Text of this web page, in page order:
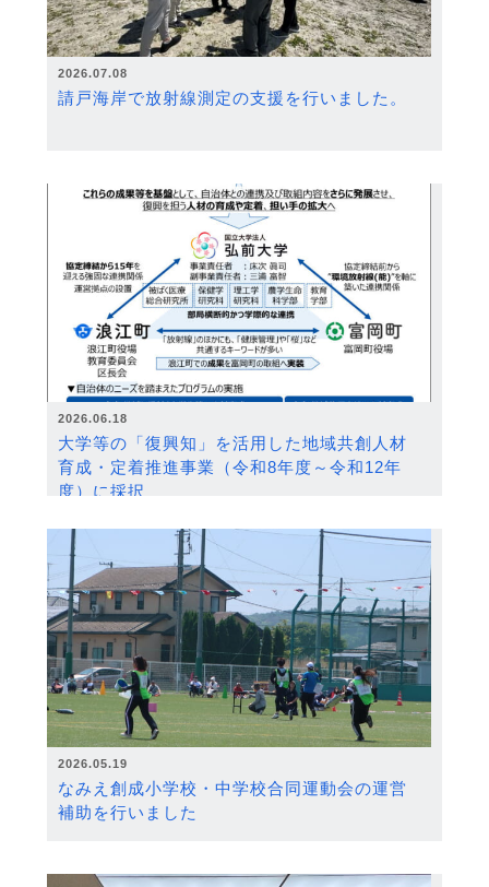
2026.07.08
請戸海岸で放射線測定の支援を行いました。
2026.06.18
大学等の「復興知」を活用した地域共創人材
育成・定着推進事業（令和8年度～令和12年
度）に採択
2026.05.19
なみえ創成小学校・中学校合同運動会の運営
補助を行いました